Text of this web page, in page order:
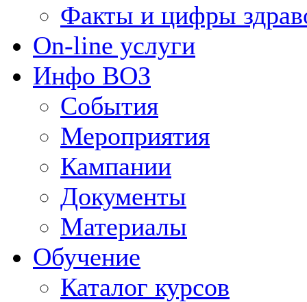
Факты и цифры
On-line услуги
Инфо ВОЗ
События
Мероприятия
Кампании
Документы
Материалы
Обучение
Каталог курсов